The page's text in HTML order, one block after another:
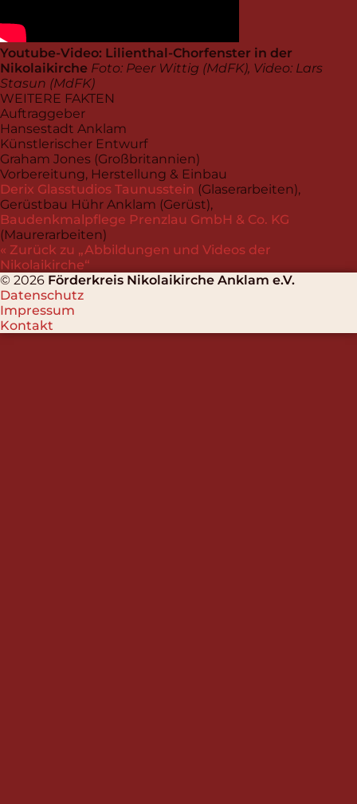
Youtube-Video: Lilienthal-Chorfenster in der
Nikolaikirche Foto: Peer Wittig (MdFK), Video: Lars
Stasun (MdFK)
WEITERE FAKTEN
Auftraggeber
Hansestadt Anklam
Künstlerischer Entwurf
Graham Jones (Großbritannien)
Vorbereitung, Herstellung & Einbau
Derix Glasstudios Taunusstein (Glaserarbeiten),
Gerüstbau Hühr Anklam (Gerüst),
Baudenkmalpflege Prenzlau GmbH & Co. KG
(Maurerarbeiten)
« Zurück zu
Abbildungen und Videos der
Nikolaikirche
© 2026 Förderkreis Nikolaikirche Anklam e.V.
Datenschutz
Impressum
Kontakt